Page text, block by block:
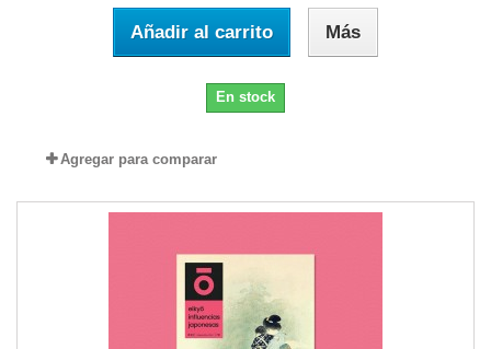
Añadir al carrito Más
En stock
Agregar para comparar